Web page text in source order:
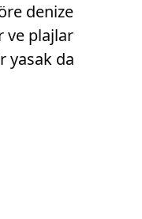
denize
ve plajlar
yasak da